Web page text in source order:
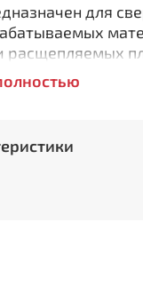
для
расщепляемых
с
регулировка
опора из